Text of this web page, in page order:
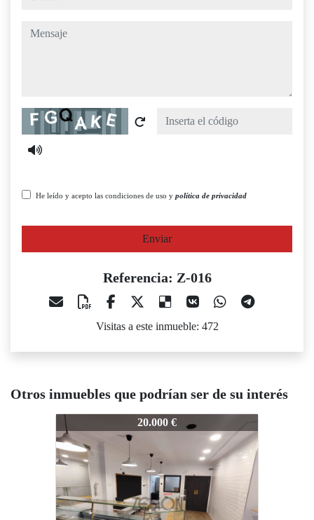
mensaje
Captcha
He leído y acepto las condiciones de uso y política de privacidad
Enviar
Referencia: Z-016
Visitas a este inmueble: 472
Otros inmuebles que podrían ser de su interés
Z-016 35.000 €